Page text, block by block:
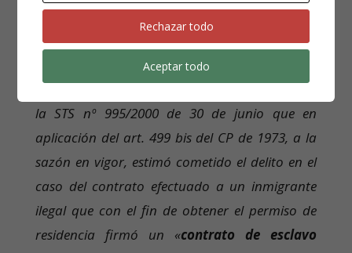
En general debe de tratarse de violaciones del
orden público social que se proyecta sobre la
protección de las conclusiones de trabajo o de
Seguridad Social. En este sentido, se puede citar
la STS nº 995/2000 de 30 de junio que en
aplicación del art. 499 bis del CP de 1973, a la
sazón en vigor, estimó cometido el delito en el
caso del contrato efectuado a un inmigrante
ilegal que con el fin de obtener el permiso de
residencia firmó un «contrato de esclavo
Rechazar todo
Aceptar todo